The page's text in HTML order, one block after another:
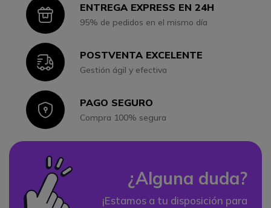
IconENTREGA EXPRESS EN 24H
95% de pedidos en el mismo día
IconPOSTVENTA EXCELENTE
Gestión ágil y efectiva
IconPAGO SEGURO
Compra 100% segura
¿Alguna duda?
¡Estamos a tu disposición para